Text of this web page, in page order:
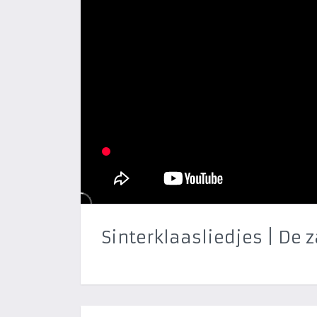
Sinterklaasliedjes | De